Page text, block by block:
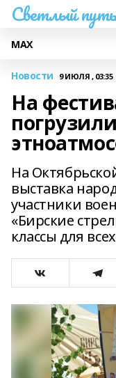
Светлый
МАХ
Новости 9 ИЮЛЯ , 03:35
На
На
выставка
участники
«Бирские
классы для